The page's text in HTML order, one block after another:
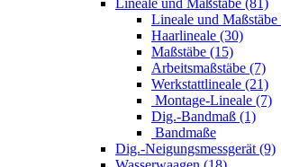
Lineale und Maßstäbe
Haarlineale (30)
Maßstäbe (15)
Arbeitsmaßstäbe (7)
Werkstattlineale (21)
Montage-Lineale (7)
Dig.-Bandmaß (1)
Bandmaße
Dig.-Neigungsmessgerät (9)